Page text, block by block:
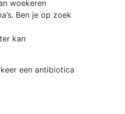
woekeren
Ben je op zoek
kan
een antibiotica